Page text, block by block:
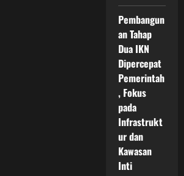
Pembangun
an Tahap
Dua IKN
Dipercepat
Pemerintah
, Fokus
pada
Infrastrukt
ur dan
Kawasan
Inti